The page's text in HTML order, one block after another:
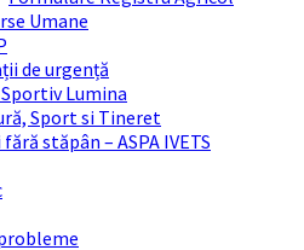
Umane
de urgență
Lumina
Sport si Tineret
stăpân – ASPA IVETS